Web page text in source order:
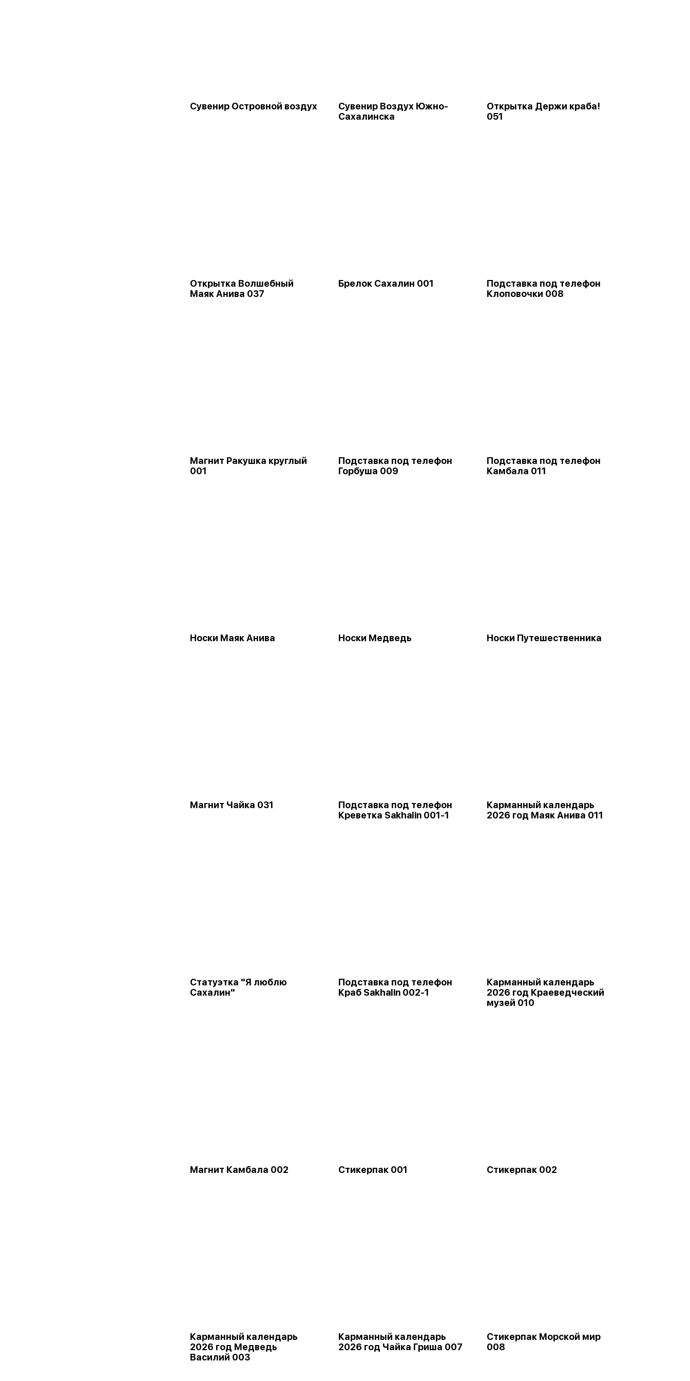
Сувенир Островной воздух
Сувенир Воздух Южно-
Сахалинска
Открытка Держи краба!
051
Открытка Волшебный
Маяк Анива 037
Брелок Сахалин 001
Подставка под телефон
Клоповочки 008
Магнит Ракушка круглый
001
Подставка под телефон
Горбуша 009
Подставка под телефон
Камбала 011
Носки Маяк Анива Носки Медведь Носки Путешественника
Магнит Чайка 031
Подставка под телефон
Креветка Sakhalin 001-1
Карманный календарь
2026 год Маяк Анива 011
Статуэтка "Я люблю
Сахалин"
Подставка под телефон
Краб Sakhalin 002-1
Карманный календарь
2026 год Краеведческий
музей 010
Магнит Камбала 002 Стикерпак 001 Стикерпак 002
Карманный календарь
2026 год Медведь
Василий 003
Карманный календарь
2026 год Чайка Гриша 007
Стикерпак Морской мир
008